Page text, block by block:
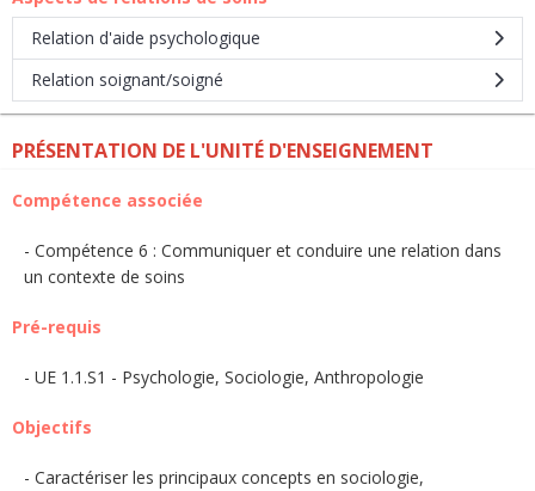
Relation d'aide psychologique
Relation soignant/soigné
PRÉSENTATION DE L'UNITÉ D'ENSEIGNEMENT
Compétence associée
Compétence 6 : Communiquer et conduire une relation dans
un contexte de soins
Pré-requis
UE 1.1.S1 - Psychologie, Sociologie, Anthropologie
Objectifs
Caractériser les principaux concepts en sociologie,